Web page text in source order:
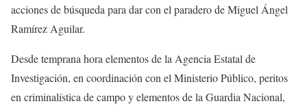
acciones de búsqueda para dar con el paradero de Miguel Ángel
Ramírez Aguilar.
Desde temprana hora elementos de la Agencia Estatal de
Investigación, en coordinación con el Ministerio Público, peritos
en criminalística de campo y elementos de la Guardia Nacional,